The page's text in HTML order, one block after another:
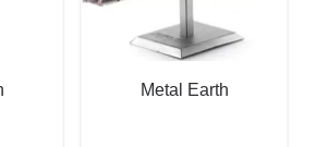
Metal Earth